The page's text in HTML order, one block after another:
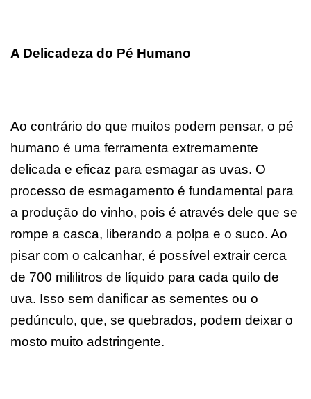
A Delicadeza do Pé Humano
Ao contrário do que muitos podem pensar, o pé
humano é uma ferramenta extremamente
delicada e eficaz para esmagar as uvas. O
processo de esmagamento é fundamental para
a produção do vinho, pois é através dele que se
rompe a casca, liberando a polpa e o suco. Ao
pisar com o calcanhar, é possível extrair cerca
de 700 mililitros de líquido para cada quilo de
uva. Isso sem danificar as sementes ou o
pedúnculo, que, se quebrados, podem deixar o
mosto muito adstringente.